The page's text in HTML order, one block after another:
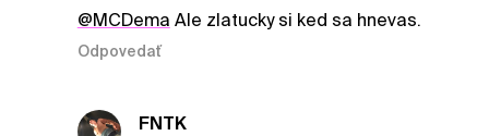
@MCDema Ale zlatucky si ked sa hnevas.
Odpovedať
FNTK